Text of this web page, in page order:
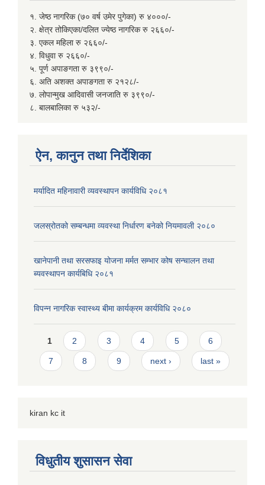
१. जेष्ठ नागरिक (७० वर्ष उमेर पुगेका) रु ४०००/-
२. क्षेत्र तोकिएका/दलित ज्येष्ठ नागरिक रु २६६०/-
३. एकल महिला रु २६६०/-
४. विधुवा रु २६६०/-
५. पूर्ण अपाङगता रु ३९९०/-
६. अति अशक्त अपाङगता रु २१२८/-
७. लोपान्मुख आदिवासी जनजाति रु ३९९०/-
८. बालबालिका रु ५३२/-
ऐन, कानुन तथा निर्देशिका
मर्यादित महिनावारी व्यवस्थापन कार्यविधि २०८१
जलस्रोतको सम्बन्धमा व्यवस्था निर्धारण बनेको नियमावली २०८०
खानेपानी तथा सरसफाइ योजना मर्मत सम्भार कोष सन्चालन तथा
ब्यवस्थापन कार्यबिधि २०८१
विपन्न नागरिक स्वास्थ्य बीमा कार्यक्रम कार्यविधि २०८०
Pages
1 2 3 4 5 6
7 8 9 next › last »
kiran kc it
विधुतीय शुसासन सेवा